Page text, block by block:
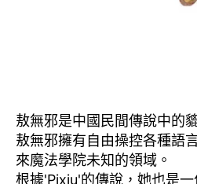
敖無邪是中國民間傳說中的
敖無邪擁有自由操控各種語
來魔法學院未知的領域。
根據'Pixiu'的傳說，她也是